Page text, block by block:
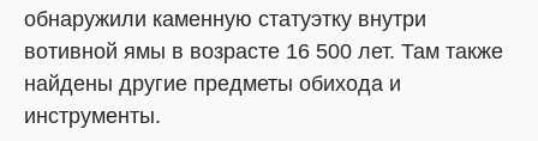
обнаружили каменную статуэтку внутри
вотивной ямы в возрасте 16 500 лет. Там также
найдены другие предметы обихода и
инструменты.